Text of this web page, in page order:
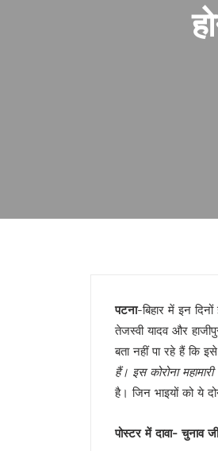
गोरखपुर में बार काउंसिल का चुनाव
योगी के पप्पू, अप्पू और टप्पू !
गोरखपुर पुस्तक महोत्सव : ‘पंडान जल
अज़हर उगलेगा डान की सच्चाई !
अतीक की बीबी पर मेहरबान कौन ?
लोकपाल या शौकपाल!
पटना-बिहार में इन
तेजस्वी यादव और
बता नहीं पा रहे हैं कि
हैं। इस कोरोना महामारी
है। जिन भाइयों को ये
पोस्‍टर में दावा- चुनाव